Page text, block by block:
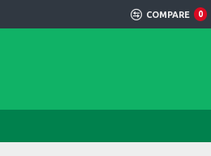
COMPARE 0